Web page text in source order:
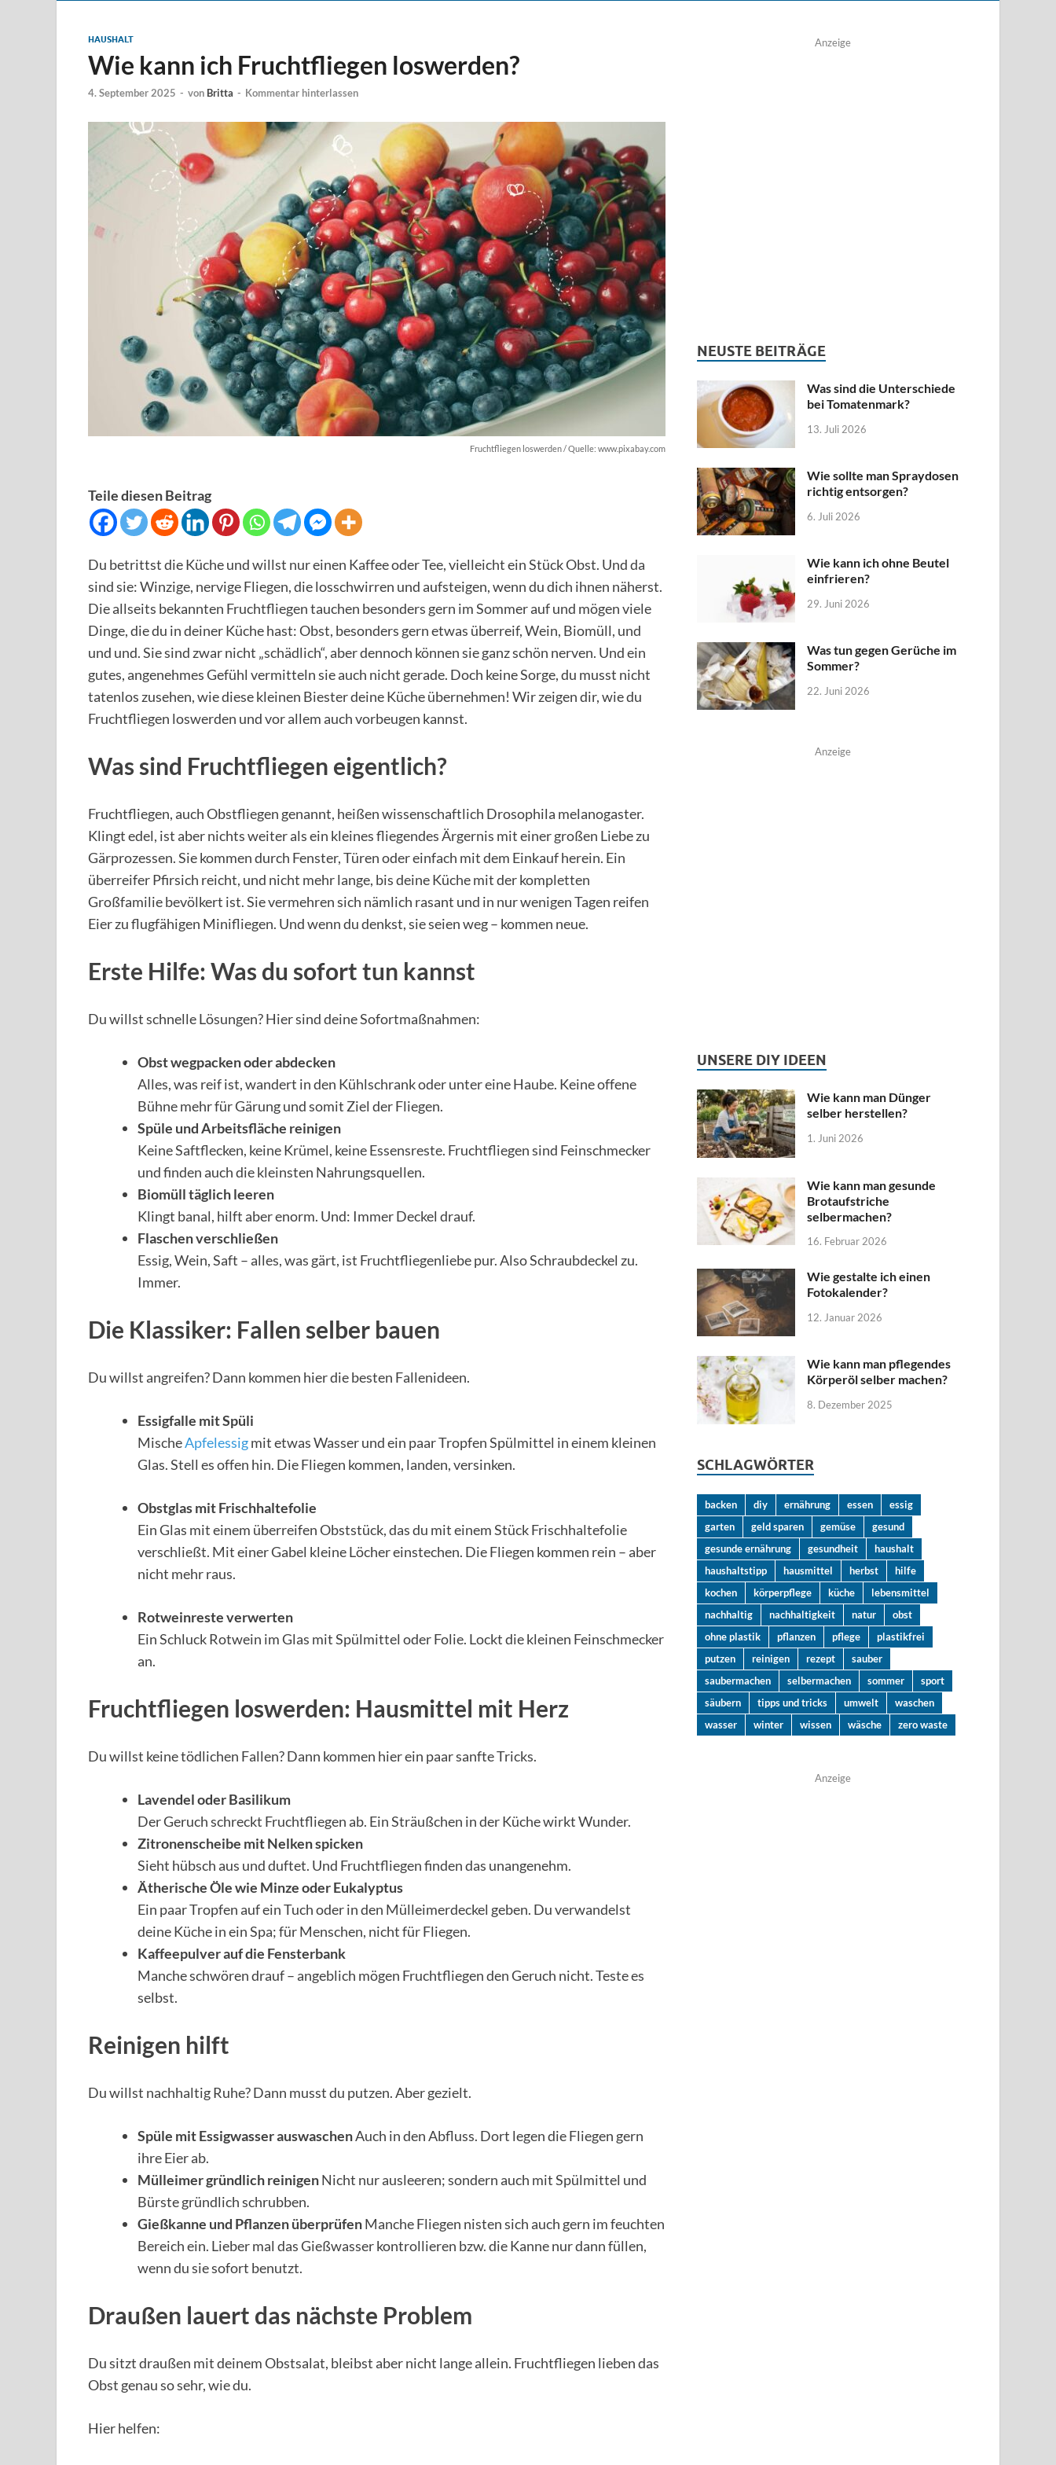
HAUSHALT
Wie kann ich Fruchtfliegen loswerden?
4. September 2025 - von Britta - Kommentar hinterlassen
Fruchtfliegen loswerden / Quelle: www.pixabay.com
Teile diesen Beitrag
Du betrittst die Küche und willst nur einen Kaffee oder Tee, vielleicht ein Stück Obst. Und da
sind sie: Winzige, nervige Fliegen, die losschwirren und aufsteigen, wenn du dich ihnen näherst.
Die allseits bekannten Fruchtfliegen tauchen besonders gern im Sommer auf und mögen viele
Dinge, die du in deiner Küche hast: Obst, besonders gern etwas überreif, Wein, Biomüll, und
und und. Sie sind zwar nicht „schädlich“, aber dennoch können sie ganz schön nerven. Und ein
gutes, angenehmes Gefühl vermitteln sie auch nicht gerade. Doch keine Sorge, du musst nicht
tatenlos zusehen, wie diese kleinen Biester deine Küche übernehmen! Wir zeigen dir, wie du
Fruchtfliegen loswerden und vor allem auch vorbeugen kannst.
Was sind Fruchtfliegen eigentlich?
Fruchtfliegen, auch Obstfliegen genannt, heißen wissenschaftlich Drosophila melanogaster.
Klingt edel, ist aber nichts weiter als ein kleines fliegendes Ärgernis mit einer großen Liebe zu
Gärprozessen. Sie kommen durch Fenster, Türen oder einfach mit dem Einkauf herein. Ein
überreifer Pfirsich reicht, und nicht mehr lange, bis deine Küche mit der kompletten
Großfamilie bevölkert ist. Sie vermehren sich nämlich rasant und in nur wenigen Tagen reifen
Eier zu flugfähigen Minifliegen. Und wenn du denkst, sie seien weg – kommen neue.
Erste Hilfe: Was du sofort tun kannst
Du willst schnelle Lösungen? Hier sind deine Sofortmaßnahmen:
Obst wegpacken oder abdecken
Alles, was reif ist, wandert in den Kühlschrank oder unter eine Haube. Keine offene
Bühne mehr für Gärung und somit Ziel der Fliegen.
Spüle und Arbeitsfläche reinigen
Keine Saftflecken, keine Krümel, keine Essensreste. Fruchtfliegen sind Feinschmecker
und finden auch die kleinsten Nahrungsquellen.
Biomüll täglich leeren
Klingt banal, hilft aber enorm. Und: Immer Deckel drauf.
Flaschen verschließen
Essig, Wein, Saft – alles, was gärt, ist Fruchtfliegenliebe pur. Also Schraubdeckel zu.
Immer.
Die Klassiker: Fallen selber bauen
Du willst angreifen? Dann kommen hier die besten Fallenideen.
Essigfalle mit Spüli
MischeApfelessigmit etwas Wasser und ein paar Tropfen Spülmittel in einem kleinen
Glas. Stell es offen hin. Die Fliegen kommen, landen, versinken.
Obstglas mit Frischhaltefolie
Ein Glas mit einem überreifen Obststück, das du mit einem Stück Frischhaltefolie
verschließt. Mit einer Gabel kleine Löcher einstechen. Die Fliegen kommen rein – aber
nicht mehr raus.
Rotweinreste verwerten
Ein Schluck Rotwein im Glas mit Spülmittel oder Folie. Lockt die kleinen Feinschmecker
an.
Fruchtfliegen loswerden: Hausmittel mit Herz
Du willst keine tödlichen Fallen? Dann kommen hier ein paar sanfte Tricks.
Lavendel oder Basilikum
Der Geruch schreckt Fruchtfliegen ab. Ein Sträußchen in der Küche wirkt Wunder.
Zitronenscheibe mit Nelken spicken
Sieht hübsch aus und duftet. Und Fruchtfliegen finden das unangenehm.
Ätherische Öle wie Minze oder Eukalyptus
Ein paar Tropfen auf ein Tuch oder in den Mülleimerdeckel geben. Du verwandelst
deine Küche in ein Spa; für Menschen, nicht für Fliegen.
Kaffeepulver auf die Fensterbank
Manche schwören drauf – angeblich mögen Fruchtfliegen den Geruch nicht. Teste es
selbst.
Reinigen hilft
Du willst nachhaltig Ruhe? Dann musst du putzen. Aber gezielt.
Spüle mit Essigwasser auswaschenAuch in den Abfluss. Dort legen die Fliegen gern
ihre Eier ab.
Mülleimer gründlich reinigenNicht nur ausleeren; sondern auch mit Spülmittel und
Bürste gründlich schrubben.
Gießkanne und Pflanzen überprüfenManche Fliegen nisten sich auch gern im feuchten
Bereich ein. Lieber mal das Gießwasser kontrollieren bzw. die Kanne nur dann füllen,
wenn du sie sofort benutzt.
Draußen lauert das nächste Problem
Du sitzt draußen mit deinem Obstsalat, bleibst aber nicht lange allein. Fruchtfliegen lieben das
Obst genau so sehr, wie du.
Hier helfen:
Anzeige
NEUSTE BEITRÄGE
Was sind die Unterschiede
bei Tomatenmark?
13. Juli 2026
Wie sollte man Spraydosen
richtig entsorgen?
6. Juli 2026
Wie kann ich ohne Beutel
einfrieren?
29. Juni 2026
Was tun gegen Gerüche im
Sommer?
22. Juni 2026
Anzeige
UNSERE DIY IDEEN
Wie kann man Dünger
selber herstellen?
1. Juni 2026
Wie kann man gesunde
Brotaufstriche
selbermachen?
16. Februar 2026
Wie gestalte ich einen
Fotokalender?
12. Januar 2026
Wie kann man pflegendes
Körperöl selber machen?
8. Dezember 2025
SCHLAGWÖRTER
backen diy ernährung essen
essig
garten
geld sparen gemüse
gesund
gesunde ernährung
gesundheit
haushalt
haushaltstipp
hausmittel herbst
hilfe
kochen
körperpflege küche
lebensmittel
nachhaltig
nachhaltigkeit natur
obst
ohne plastik
pflanzen pflege
plastikfrei
putzen
reinigen rezept
sauber
saubermachen
selbermachen sommer
sport
säubern
tipps und tricks umwelt
waschen
wasser
winter wissen wäsche zero waste
Anzeige